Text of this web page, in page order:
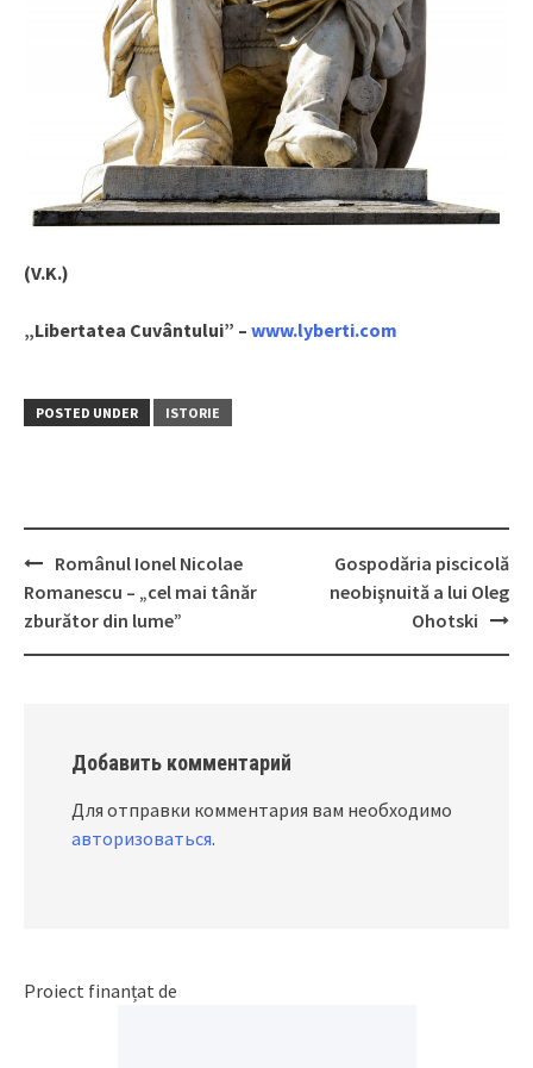
(V.K.)
„Libertatea Cuvântului” – www.lyberti.com
POSTED UNDER ISTORIE
Post
navigation
Românul Ionel Nicolae
Romanescu – „cel mai tânăr
zburător din lume”
Gospodăria piscicolă
neobişnuită a lui Oleg
Ohotski
Добавить комментарий
Для отправки комментария вам необходимо
авторизоваться.
Proiect finanțat de